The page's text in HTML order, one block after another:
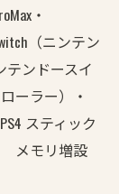
・
（ニンテン
ンドースイ
ーラー）・
スティック
メモリ増設